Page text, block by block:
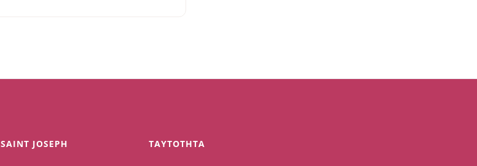
SAINT JOSEPH TAYTOTHTA